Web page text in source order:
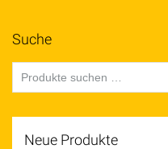
Suche
nach:
Neue Produkte